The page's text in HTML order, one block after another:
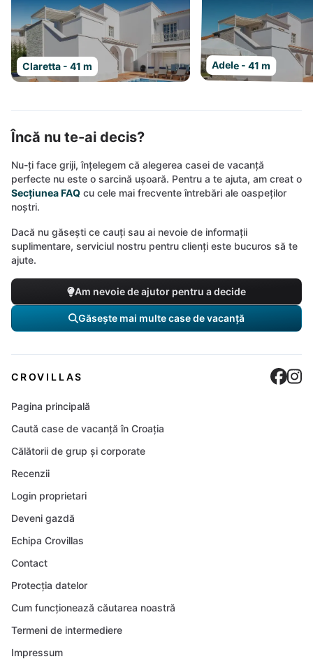
Claretta - 41 m Adele - 41 m
Încă nu te-ai decis?
Nu-ți face griji, înțelegem că alegerea casei de vacanță
perfecte nu este o sarcină ușoară. Pentru a te ajuta, am creat o
Secțiunea FAQ cu cele mai frecvente întrebări ale oaspeților
noștri.
Dacă nu găsești ce cauți sau ai nevoie de informații
suplimentare, serviciul nostru pentru clienți este bucuros să te
ajute.
Am nevoie de ajutor pentru a decide
Găsește mai multe case de vacanță
CROVILLAS
Pagina principală
Caută case de vacanță în Croația
Călătorii de grup și corporate
Recenzii
Login proprietari
Deveni gazdă
Echipa Crovillas
Contact
Protecția datelor
Cum funcționează căutarea noastră
Termeni de intermediere
Impressum